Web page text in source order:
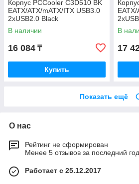
Корпус PCCooler C3D510 BK
EATX/ATX/mATX/ITX USB3.0
2xUSB2.0 Black
В наличии
16 084 ₸
Купить
В
17
Показать ещё
О нас
Рейтинг не сформирован
Менее 5 отзывов за последний год
Работает с 25.12.2017